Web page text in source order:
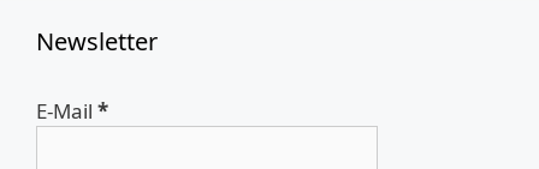
Newsletter
E-Mail *